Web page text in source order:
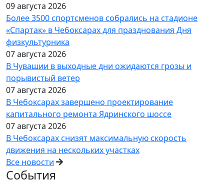
09 августа 2026
Более 3500 спортсменов собрались на стадионе
«Спартак» в Чебоксарах для празднования Дня
физкультурника
07 августа 2026
В Чувашии в выходные дни ожидаются грозы и
порывистый ветер
07 августа 2026
В Чебоксарах завершено проектирование
капитального ремонта Ядринского шоссе
07 августа 2026
В Чебоксарах снизят максимальную скорость
движения на нескольких участках
Все новости
События